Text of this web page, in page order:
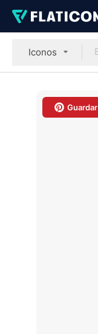
Iconos
Guardar